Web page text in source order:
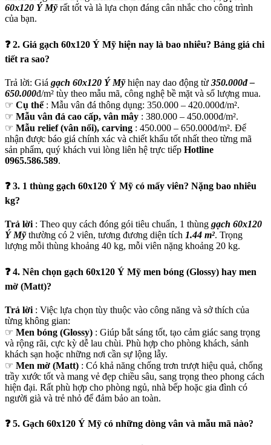
60x120 Ý Mỹ rất tốt và là lựa chọn đáng cân nhắc cho công trình
của bạn.
❓ 2. Giá gạch 60x120 Ý Mỹ hiện nay là bao nhiêu? Bảng giá chi
tiết ra sao?
Trả lời: Giá gạch 60x120 Ý Mỹ hiện nay dao động từ 350.000đ –
650.000đ/m² tùy theo mẫu mã, công nghệ bề mặt và số lượng mua.
☞ Cụ thể : Mẫu vân đá thông dụng: 350.000 – 420.000đ/m².
☞ Mẫu vân đá cao cấp, vân mây : 380.000 – 450.000đ/m².
☞ Mẫu relief (vân nổi), carving : 450.000 – 650.000đ/m². Để
nhận được báo giá chính xác và chiết khấu tốt nhất theo từng mã
sản phẩm, quý khách vui lòng liên hệ trực tiếp Hotline
0965.586.589.
❓ 3. 1 thùng gạch 60x120 Ý Mỹ có mấy viên? Nặng bao nhiêu
kg?
Trả lời : Theo quy cách đóng gói tiêu chuẩn, 1 thùng gạch 60x120
Ý Mỹthường có 2 viên, tương đương diện tích 1.44 m². Trọng
lượng mỗi thùng khoảng 40 kg, mỗi viên nặng khoảng 20 kg.
❓ 4. Nên chọn gạch 60x120 Ý Mỹ men bóng (Glossy) hay men
mờ (Matt)?
Trả lời : Việc lựa chọn tùy thuộc vào công năng và sở thích của
từng không gian:
☞ Men bóng (Glossy) : Giúp bắt sáng tốt, tạo cảm giác sang trọng
và rộng rãi, cực kỳ dễ lau chùi. Phù hợp cho phòng khách, sảnh
khách sạn hoặc những nơi cần sự lộng lẫy.
☞ Men mờ (Matt) : Có khả năng chống trơn trượt hiệu quả, chống
trầy xước tốt và mang vẻ đẹp chiều sâu, sang trọng theo phong cách
hiện đại. Rất phù hợp cho phòng ngủ, nhà bếp hoặc gia đình có
người già và trẻ nhỏ để đảm bảo an toàn.
❓ 5. Gạch 60x120 Ý Mỹ có những dòng vân và mẫu mã nào?